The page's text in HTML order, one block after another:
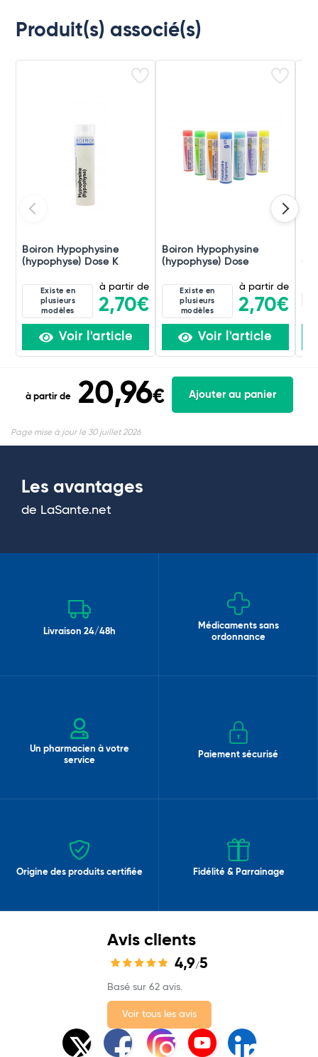
Produit(s) associé(s)
Boiron Hypophysine
(hypophyse) Dose K
Existe en
plusieurs
modèles
à partir de
2,70€
Voir l'article
Boiron Hypophysine
(hypophyse) Dose
Existe en
plusieurs
modèles
à partir de
2,70€
Voir l'article
à partir de 20,96€ Ajouter au panier
Page mise à jour le 30 juillet 2026
Les avantages
de LaSante.net
Livraison 24/48h
Médicaments sans
ordonnance
Un pharmacien à votre
service
Paiement sécurisé
Origine des produits certifiée Fidélité & Parrainage
Avis clients
4,9/5
Basé sur 62 avis.
Voir tous les avis